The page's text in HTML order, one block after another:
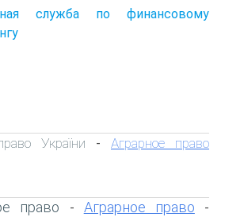
служба по финансовому
України - Аграрное право
право - Аграрное право -